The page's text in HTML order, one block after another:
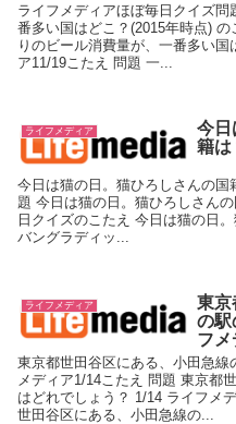
ライフメディアほぼ毎日クイズ
番多い国はどこ？(2015年時点)
りのビール消費量が、一番多い
ア11/19こたえ 問題 一...
ライフメディア
今日
籍は
今日は猫の日。猫ひろしさんの
題 今日は猫の日。猫ひろしさん
日クイズのこたえ 今日は猫の日
バングラディッ...
ライフメディア
東京
の駅
フメ
東京都世田谷区にある、小田急
メディア1/14こたえ 問題 東京都
はどれでしょう？ 1/14 ライフメ
世田谷区にある、小田急線の...